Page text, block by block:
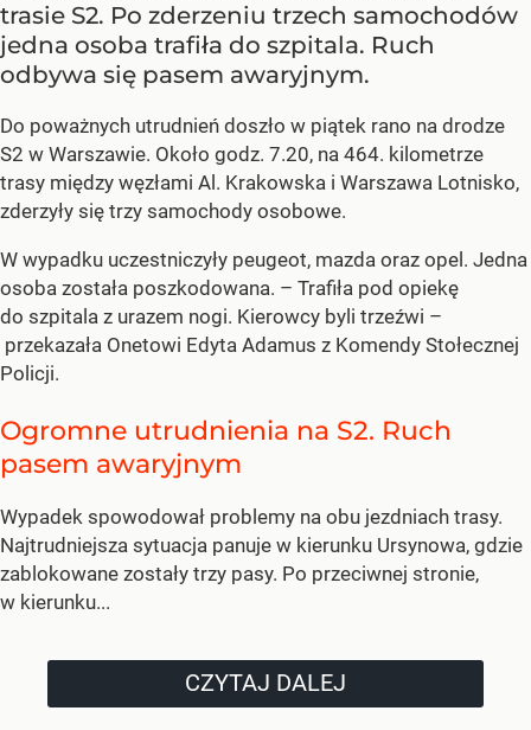
trasie S2. Po zderzeniu trzech samochodów
jedna osoba trafiła do szpitala. Ruch
odbywa się pasem awaryjnym.
Do poważnych utrudnień doszło w piątek rano na drodze
S2 w Warszawie. Około godz. 7.20, na 464. kilometrze
trasy między węzłami Al. Krakowska i Warszawa Lotnisko,
zderzyły się trzy samochody osobowe.
W wypadku uczestniczyły peugeot, mazda oraz opel. Jedna
osoba została poszkodowana. – Trafiła pod opiekę
do szpitala z urazem nogi. Kierowcy byli trzeźwi –
przekazała Onetowi Edyta Adamus z Komendy Stołecznej
Policji.
Ogromne utrudnienia na S2. Ruch
pasem awaryjnym
Wypadek spowodował problemy na obu jezdniach trasy.
Najtrudniejsza sytuacja panuje w kierunku Ursynowa, gdzie
zablokowane zostały trzy pasy. Po przeciwnej stronie,
w kierunku...
CZYTAJ DALEJ